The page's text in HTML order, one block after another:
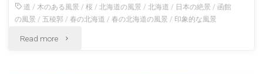
町
風
景
道 /木のある風景 /桜 /北海道の風景 /北海道 / 日本の絶景 / 函館
の風景 / 五稜郭 /春の北海道 /春の北海道の風景 / 印象的な風景
Read more "春